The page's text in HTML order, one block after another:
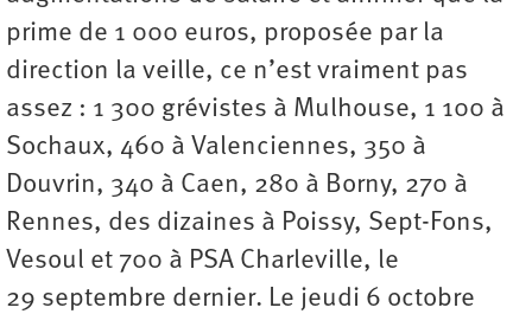
prime de 1 000 euros, proposée par la
direction la veille, ce n’est vraiment pas
assez : 1 300 grévistes à Mulhouse, 1 100 à
Sochaux, 460 à Valenciennes, 350 à
Douvrin, 340 à Caen, 280 à Borny, 270 à
Rennes, des dizaines à Poissy, Sept-Fons,
Vesoul et 700 à PSA Charleville, le
29 septembre dernier. Le jeudi 6 octobre